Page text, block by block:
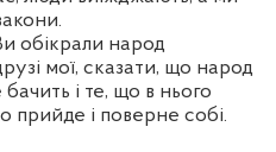
обікрали народ
мої, сказати, що народ
і те, що в нього
прийде і поверне собі.